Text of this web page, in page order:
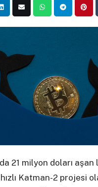
21 milyon doları
Katman-2 projesi